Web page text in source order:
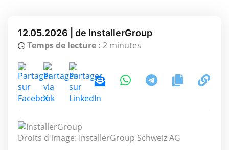
12.05.2026 | de InstallerGroup
Temps de lecture : 2 minutes
Droits d'image: InstallerGroup Schweiz AG